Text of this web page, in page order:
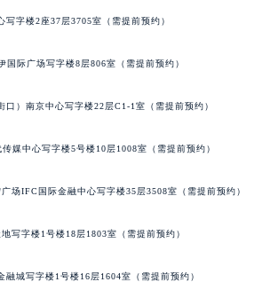
字楼2座37层3705室（需提前预约）
国际广场写字楼8层806室（需提前预约）
）南京中心写字楼22层C1-1室（需提前预约）
媒中心写字楼5号楼10层1008室（需提前预约）
场IFC国际金融中心写字楼35层3508室（需提前预约）
写字楼1号楼18层1803室（需提前预约）
城写字楼1号楼16层1604室（需提前预约）